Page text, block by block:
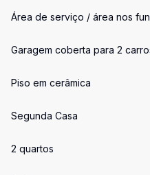
Área de serviço / área nos
Garagem coberta para 2
Piso em cerâmica
Segunda Casa
2 quartos